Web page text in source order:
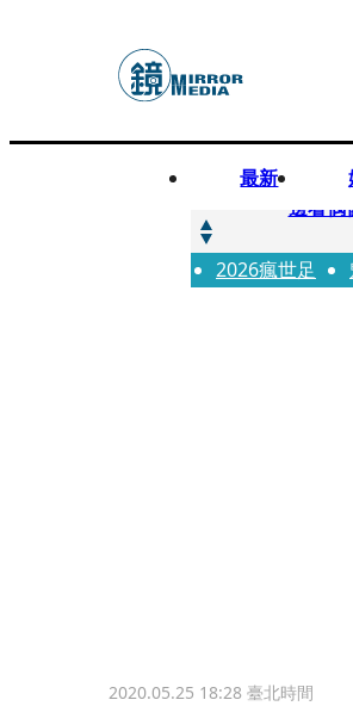
最新
快訊
邊看偶
快訊
代誌大
2026瘋世足
2020.05.25 18:28臺北時間